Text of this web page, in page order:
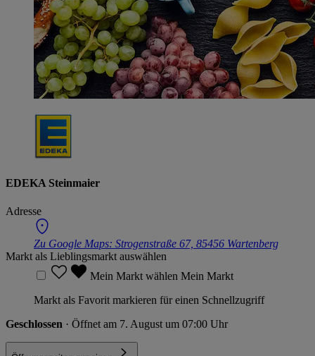
EDEKA Steinmaier
Adresse
Zu Google Maps: Strogenstraße 67, 85456 Wartenberg
Markt als Lieblingsmarkt auswählen
Mein Markt wählen Mein Markt
Markt als Favorit markieren für einen Schnellzugriff
Geschlossen · Öffnet am 7. August um 07:00 Uhr